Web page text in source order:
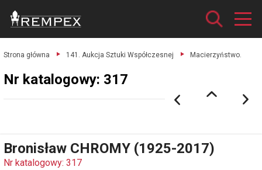
Strona główna 141. Aukcja Sztuki Współczesnej Macierzyństwo.
Nr katalogowy: 317
Bronisław CHROMY (1925-2017)
Nr katalogowy: 317